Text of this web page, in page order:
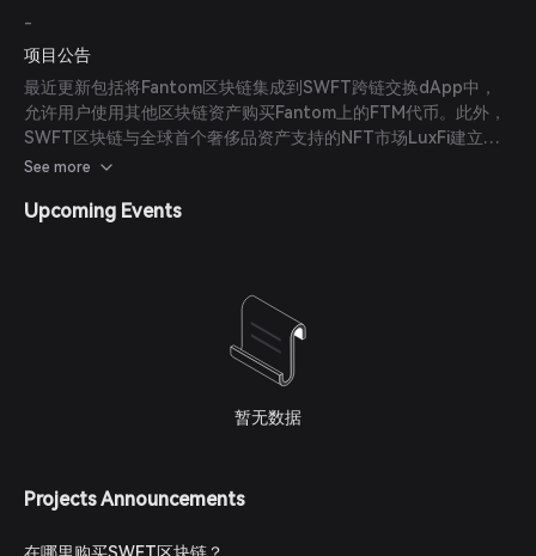
-
项目公告
最近更新包括将Fantom区块链集成到SWFT跨链交换dApp中，
允许用户使用其他区块链资产购买Fantom上的FTM代币。此外，
SWFT区块链与全球首个奢侈品资产支持的NFT市场LuxFi建立了
战略合作伙伴关系，使用户能够通过加密货币和传统支付方式买卖
See more
Upcoming Events
暂无数据
Projects Announcements